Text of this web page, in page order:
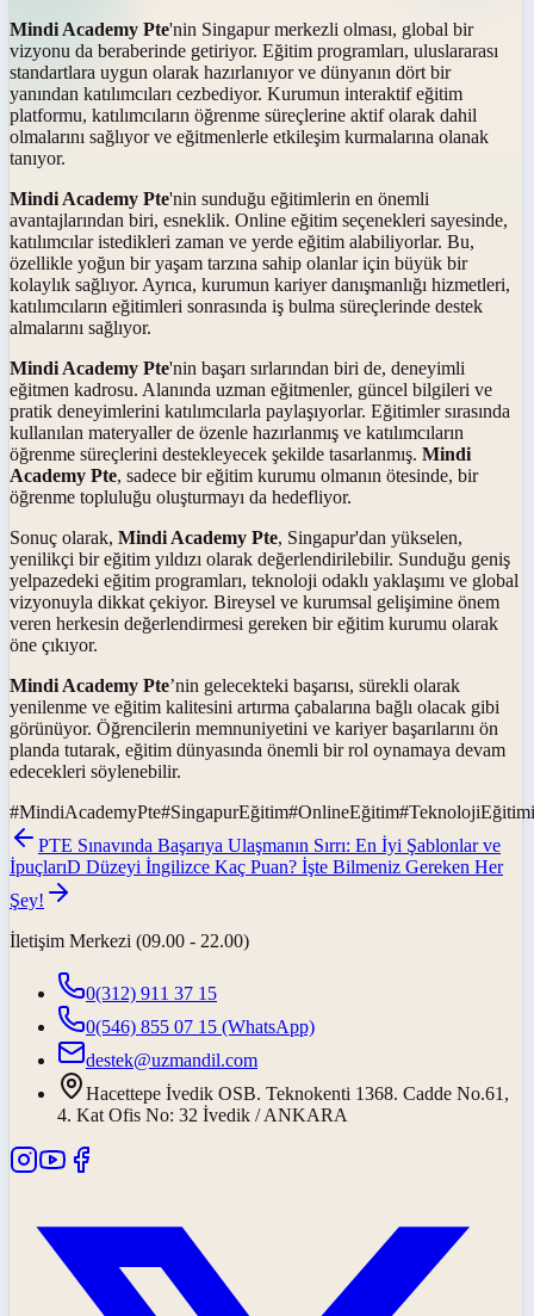
Mindi Academy Pte'nin Singapur merkezli olması, global bir
vizyonu da beraberinde getiriyor. Eğitim programları, uluslararası
standartlara uygun olarak hazırlanıyor ve dünyanın dört bir
yanından katılımcıları cezbediyor. Kurumun interaktif eğitim
platformu, katılımcıların öğrenme süreçlerine aktif olarak dahil
olmalarını sağlıyor ve eğitmenlerle etkileşim kurmalarına olanak
tanıyor.
Mindi Academy Pte'nin sunduğu eğitimlerin en önemli
avantajlarından biri, esneklik. Online eğitim seçenekleri sayesinde,
katılımcılar istedikleri zaman ve yerde eğitim alabiliyorlar. Bu,
özellikle yoğun bir yaşam tarzına sahip olanlar için büyük bir
kolaylık sağlıyor. Ayrıca, kurumun kariyer danışmanlığı hizmetleri,
katılımcıların eğitimleri sonrasında iş bulma süreçlerinde destek
almalarını sağlıyor.
Mindi Academy Pte'nin başarı sırlarından biri de, deneyimli
eğitmen kadrosu. Alanında uzman eğitmenler, güncel bilgileri ve
pratik deneyimlerini katılımcılarla paylaşıyorlar. Eğitimler sırasında
kullanılan materyaller de özenle hazırlanmış ve katılımcıların
öğrenme süreçlerini destekleyecek şekilde tasarlanmış. Mindi
Academy Pte, sadece bir eğitim kurumu olmanın ötesinde, bir
öğrenme topluluğu oluşturmayı da hedefliyor.
Sonuç olarak, Mindi Academy Pte, Singapur'dan yükselen,
yenilikçi bir eğitim yıldızı olarak değerlendirilebilir. Sunduğu geniş
yelpazedeki eğitim programları, teknoloji odaklı yaklaşımı ve global
vizyonuyla dikkat çekiyor. Bireysel ve kurumsal gelişimine önem
veren herkesin değerlendirmesi gereken bir eğitim kurumu olarak
öne çıkıyor.
Mindi Academy Pte’nin gelecekteki başarısı, sürekli olarak
yenilenme ve eğitim kalitesini artırma çabalarına bağlı olacak gibi
görünüyor. Öğrencilerin memnuniyetini ve kariyer başarılarını ön
planda tutarak, eğitim dünyasında önemli bir rol oynamaya devam
edecekleri söylenebilir.
#MindiAcademyPte#SingapurEğitim#OnlineEğitim#TeknolojiEğitimi
PTE Sınavında Başarıya Ulaşmanın Sırrı: En İyi Şablonlar ve
İpuçlarıD Düzeyi İngilizce Kaç Puan? İşte Bilmeniz Gereken Her
Şey!
İletişim Merkezi (09.00 - 22.00)
0(312) 911 37 15
0(546) 855 07 15 (WhatsApp)
destek@uzmandil.com
Hacettepe İvedik OSB. Teknokenti 1368. Cadde No.61,
4. Kat Ofis No: 32 İvedik / ANKARA